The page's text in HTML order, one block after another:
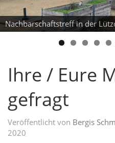
Nachbarschaftstreff in der
Ihre / Eure
gefragt
Veröffentlicht von Bergis
2020